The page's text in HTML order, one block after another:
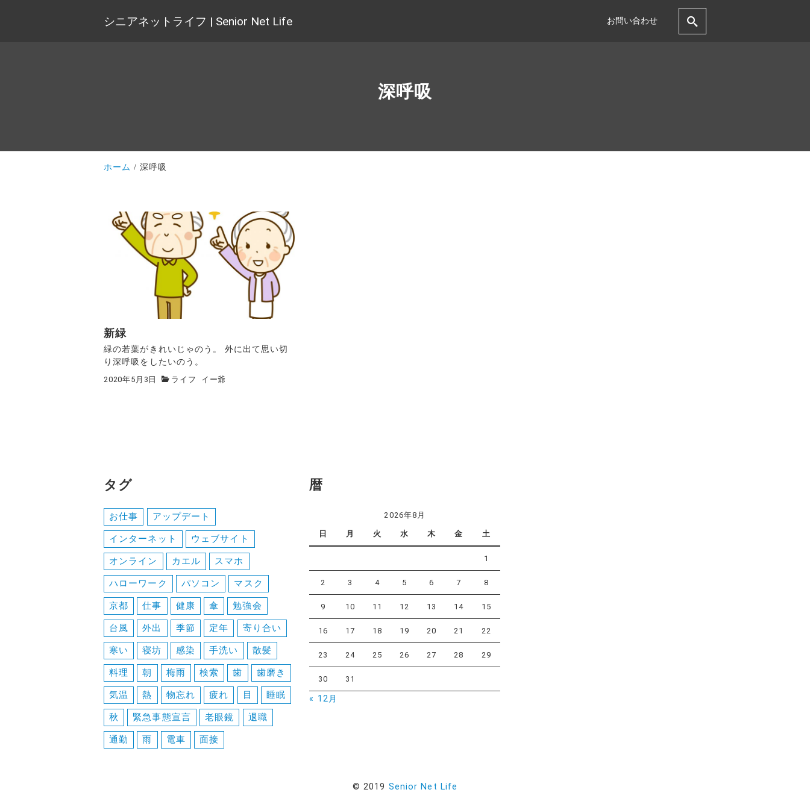
シニアネットライフ | Senior Net Life お問い合わせ
深呼吸
ホーム 深呼吸
新緑
緑の若葉がきれいじゃのう。 外に出て思い切
り深呼吸をしたいのう。
2020年5月3日 ライフ イー爺
タグ
お仕事 アップデート
インターネット ウェブサイト
オンライン カエル スマホ
ハローワーク パソコン マスク
京都 仕事 健康 傘 勉強会
台風 外出 季節 定年 寄り合い
寒い 寝坊 感染 手洗い 散髪
料理 朝 梅雨 検索 歯 歯磨き
気温 熱 物忘れ 疲れ 目 睡眠
秋 緊急事態宣言 老眼鏡 退職
通勤 雨 電車 面接
暦
2026年8月
日 月 火 水 木 金 土
1
2 3 4 5 6 7 8
9 10 11 12 13 14 15
16 17 18 19 20 21 22
23 24 25 26 27 28 29
30 31
« 12月
© 2019 Senior Net Life